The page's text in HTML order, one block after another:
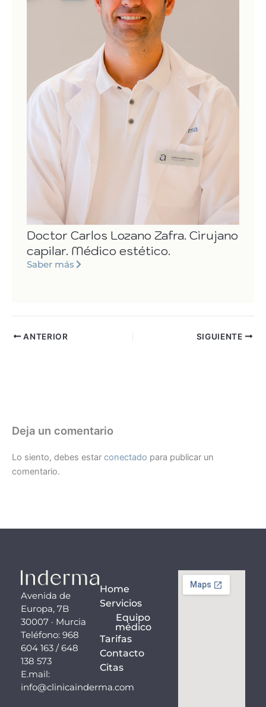
Doctor Carlos Lozano Zafra. Cirujano
capilar. Médico estético.
Saber más
ANTERIOR SIGUIENTE
Deja un comentario
Lo siento, debes estar conectado para publicar un
comentario.
Avenida de
Europa, 7B
30007 · Murcia
Teléfono: 968
604 163 / 648
138 573
E.mail:
info@clinicainderma.com
Home
Servicios
Equipo
médico
Tarifas
Contacto
Citas